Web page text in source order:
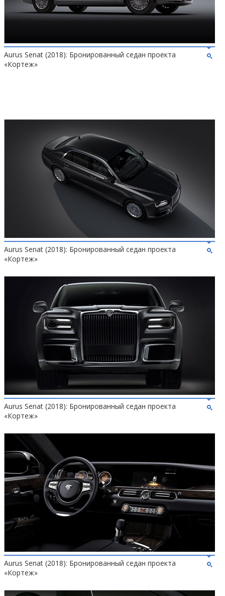
Aurus Senat (2018): Бронированный седан проекта
«Кортеж»
Aurus Senat (2018): Бронированный седан проекта
«Кортеж»
Aurus Senat (2018): Бронированный седан проекта
«Кортеж»
Aurus Senat (2018): Бронированный седан проекта
«Кортеж»